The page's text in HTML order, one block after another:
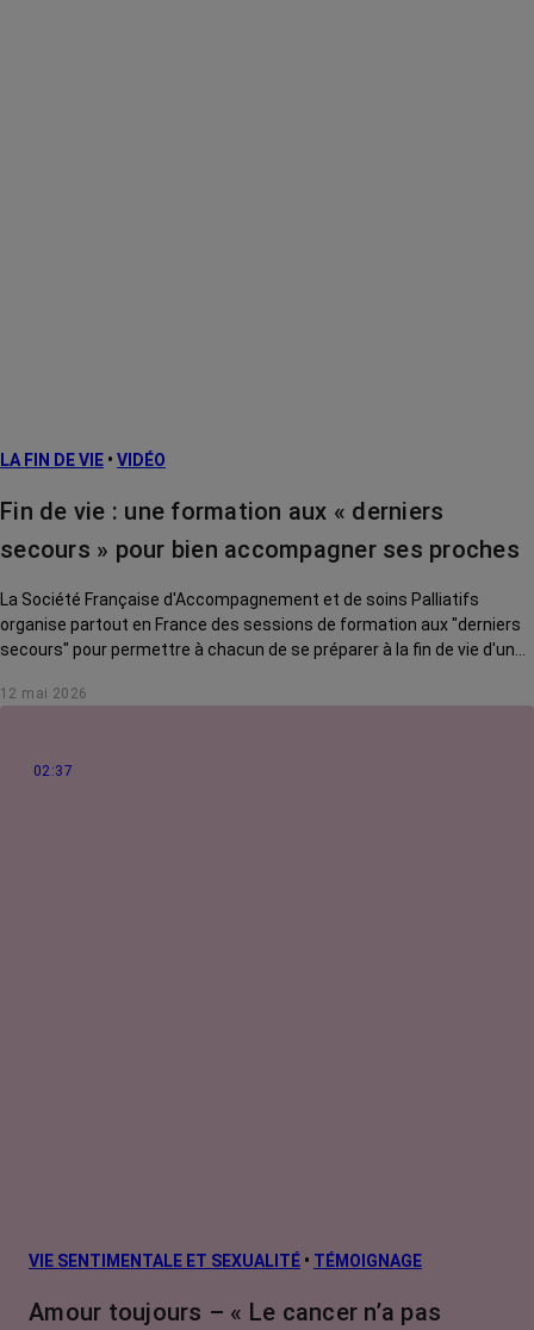
LA FIN DE VIE • VIDÉO
Fin de vie : une formation aux « derniers
secours » pour bien accompagner ses proches
La Société Française d'Accompagnement et de soins Palliatifs
organise partout en France des sessions de formation aux "derniers
secours" pour permettre à chacun de se préparer à la fin de vie d'un
12 mai 2026
02:37
VIE SENTIMENTALE ET SEXUALITÉ • TÉMOIGNAGE
Amour toujours – « Le cancer n’a pas